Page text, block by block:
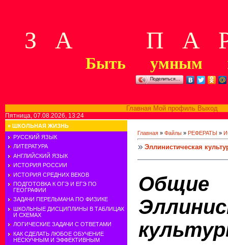
З А П А Р
Быть умным
Поделиться…
Главная Мой профиль Выход
Пятница, 07.08.2026, 13:24
» ШКОЛЬНАЯ ЖИЗНЬ
РУССКИЙ ЯЗЫК
ЛИТЕРАТУРА
АНГЛИЙСКИЙ ЯЗЫК
ИСТОРИЯ РОССИИ
ИСТОРИЯ СРЕДНИХ ВЕКОВ
ПОДГОТОВКА К ОГЭ И ЕГЭ ПО
ГЕОГРАФИИ
ЗАДАЧИ ПЕРЕЛЬМАНА ПО ФИЗИКЕ
ШКОЛЬНЫЕ ДИСЦИПЛИНЫ В ТАБЛИЦАХ
И СХЕМАХ
ЛОГИЧЕСКИЕ ЗАДАЧИ С ОТВЕТАМИ
КАК СДЕЛАТЬ ЛЮБОЕ ОБУЧЕНИЕ
НЕСКУЧНЫМ И ЭФФЕКТИВНЫМ
Главная » Файлы » РЕФЕРАТЫ »
Эллинистическая